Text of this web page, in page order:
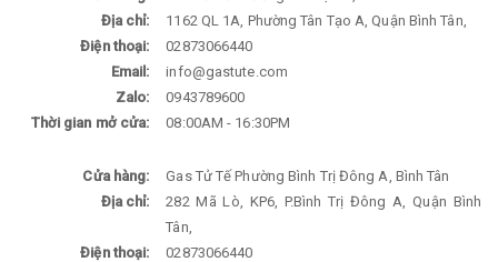
Địa chỉ:
1162 QL 1A, Phường Tân Tạo A, Quận Bình Tân,
Điện thoại:
02873066440
Email:
info@gastute.com
Zalo:
0943789600
Thời gian mở cửa:
08:00AM - 16:30PM
Cửa hàng:
Gas Tử Tế Phường Bình Trị Đông A, Bình Tân
Địa chỉ:
282 Mã Lò, KP6, P.Bình Trị Đông A, Quận Bình
Tân,
Điện thoại:
02873066440